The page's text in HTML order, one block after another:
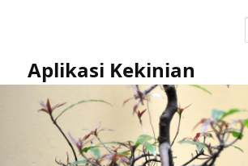
Aplikasi Kekinian